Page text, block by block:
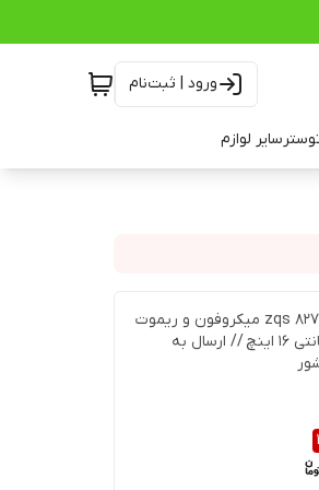
ورود | ثبت‌نام
سایر لوازم
اسپیکر 8276 zqs میکروفون و ریموت
دار 65 سانتی 16 اینچ // ارسال به